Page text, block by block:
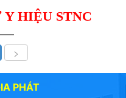
HIỆU STNC
>
PHÁT